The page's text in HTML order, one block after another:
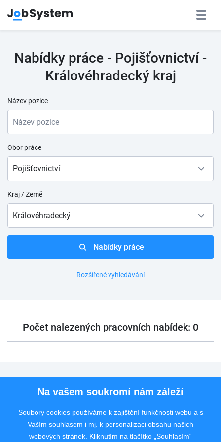
Nabídky práce - Pojišťovnictví -
Královéhradecký kraj
Název pozice
Obor práce
Pojišťovnictví
Kraj / Země
Královéhradecký
Nabídky práce
Rozšířené vyhledávání
Počet nalezených pracovních nabídek: 0
Pro uchazeče
Rychlý kontakt
Na vašem soukromí nám záleží
Soubory cookies používáme k zajištění funkčnosti webu a s
Vaším souhlasem i mj. k personalizaci obsahu našich
webových stránek. Kliknutím na tlačítko „Souhlasím“